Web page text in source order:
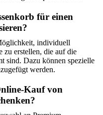
für einen
individuell
zu erstellen, die auf die
sind. Dazu können spezielle
werden.
Kauf von